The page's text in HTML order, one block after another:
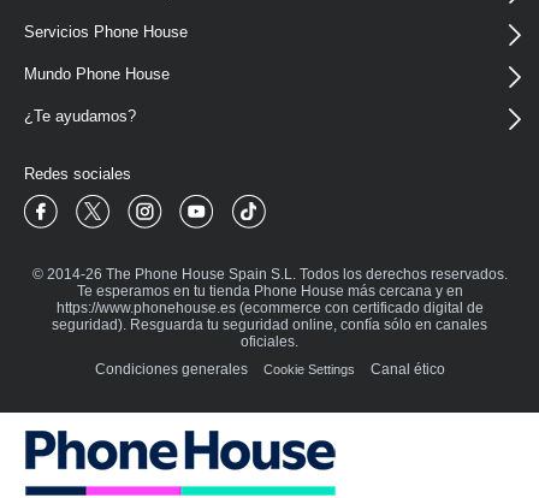
Servicios Phone House
Mundo Phone House
¿Te ayudamos?
Redes sociales
Phone House Facebook
Phone House Twitter
Phone House Instagram
Phone House Youtube
© 2014-26 The Phone House Spain S.L. Todos los derechos reservados.
Te esperamos en tu tienda Phone House más cercana y en
https://www.phonehouse.es (ecommerce con certificado digital de
seguridad). Resguarda tu seguridad online, confía sólo en canales
oficiales.
Condiciones generales
Cookie Settings Canal ético